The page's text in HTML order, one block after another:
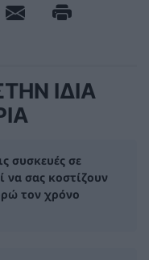
ΙΔΙΑ
συσκευές σε
να σας κοστίζουν
τον χρόνο